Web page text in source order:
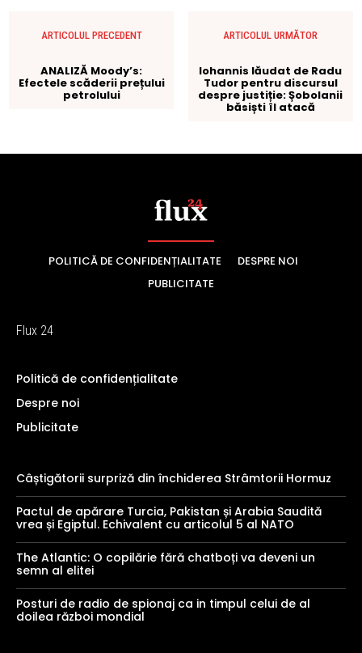
POLITICĂ DE CONFIDENȚIALITATE
DESPRE NOI
PUBLICITATE
Flux 24
Politică de confidențialitate
Despre noi
Publicitate
Câștigătorii surpriză din închiderea Strâmtorii Hormuz
Pactul de apărare Turcia, Pakistan și Arabia Saudită
vrea și Egiptul. Echivalent cu articolul 5 al NATO
The Atlantic: O copilărie fără chatboți va deveni un
semn al elitei
Posturi de radio de spionaj ca in timpul celui de al
doilea război mondial